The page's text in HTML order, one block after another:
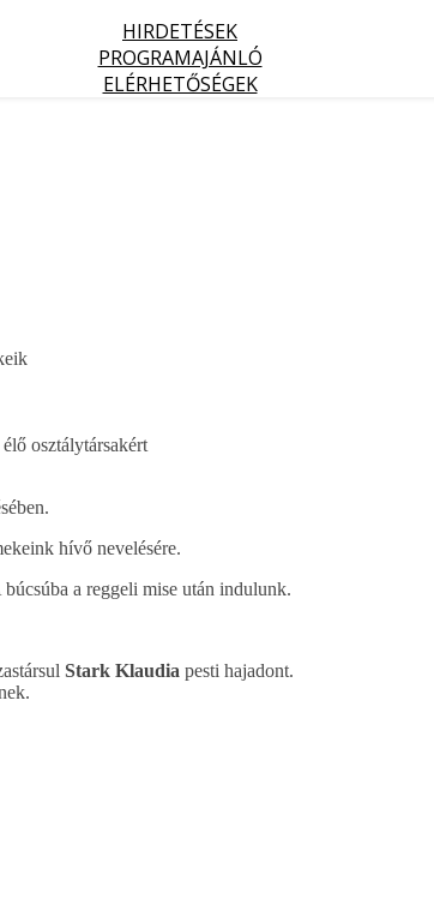
HIRDETÉSEK
PROGRAMAJÁNLÓ
ELÉRHETŐSÉGEK
osztálytársakért
hívő nevelésére.
búcsúba a reggeli mise után indulunk.
Stark Klaudia pesti hajadont.